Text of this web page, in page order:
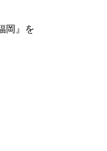
岡』を